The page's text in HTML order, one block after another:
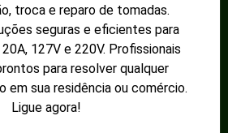
troca e reparo de tomadas.
seguras e eficientes para
127V e 220V. Profissionais
para resolver qualquer
em sua residência ou comércio.
Ligue agora!